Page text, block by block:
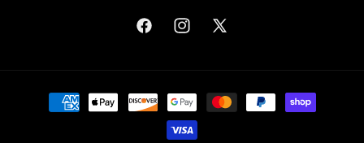
FacebookInstagram
X
Formas